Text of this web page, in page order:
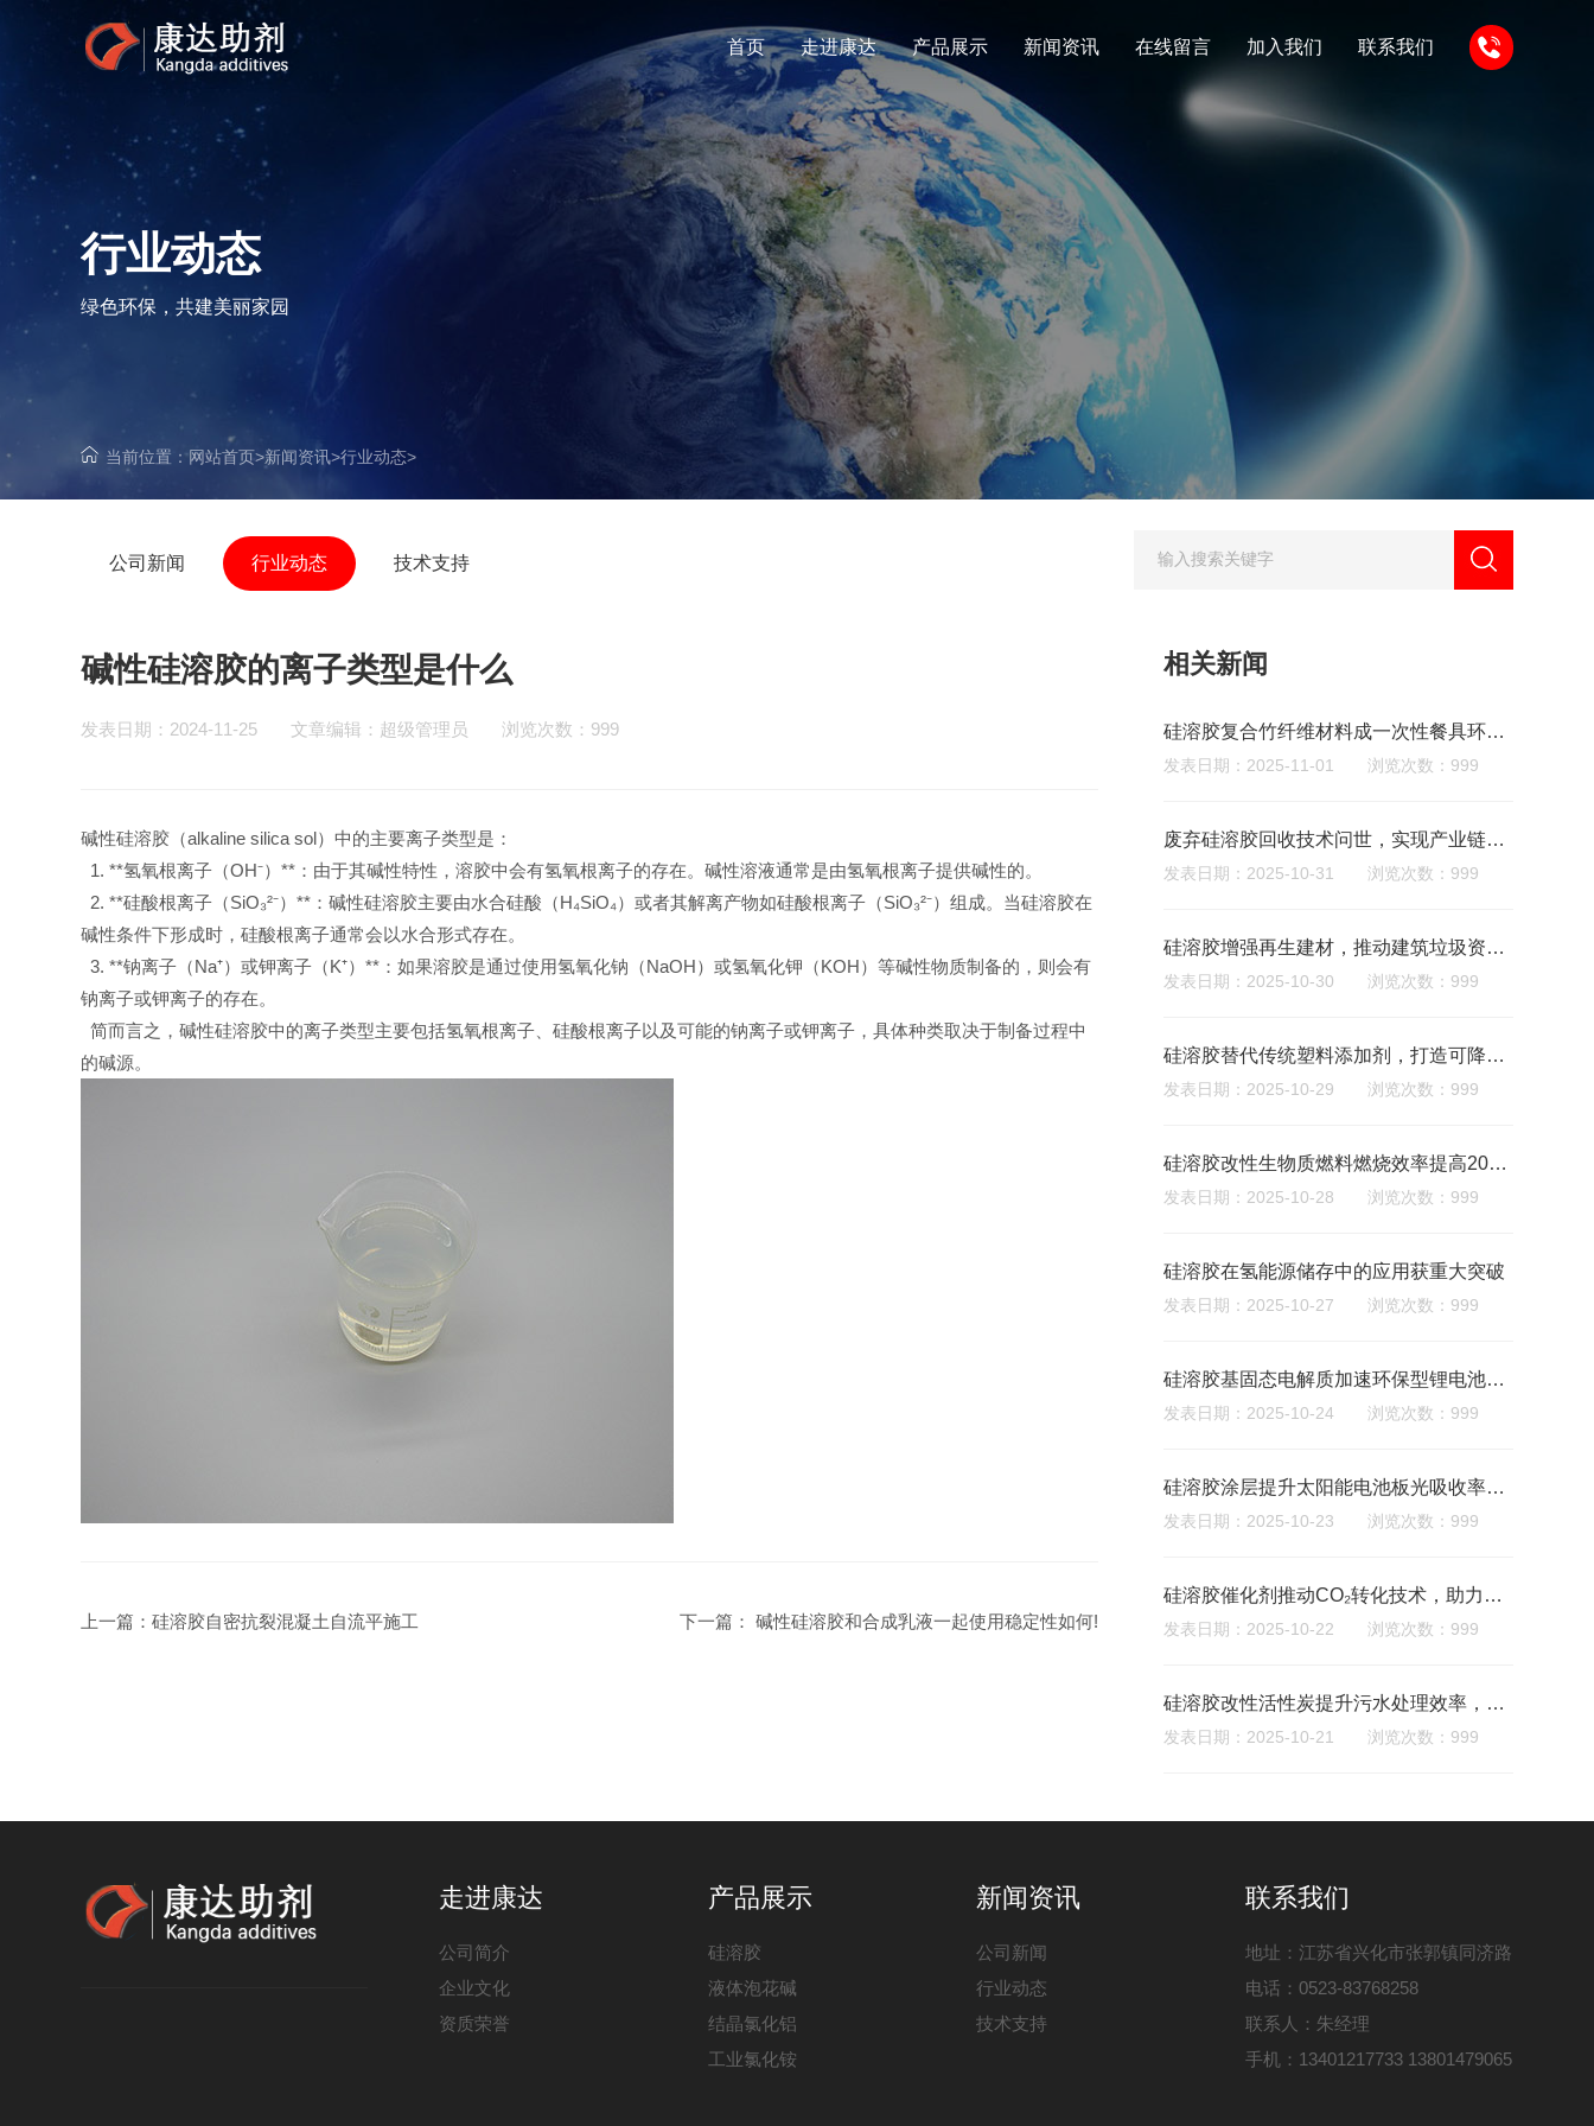
首页 走进康达
公司简介 企业文化
产品展示
硅溶胶 液体泡花碱 工业氯化铵
新闻资讯
公司新闻 行业动态
在线留言 加入我们 联系我们
行业动态
绿色环保，共建美丽家园
当前位置：网站首页>新闻资讯>行业动态>
公司新闻 行业动态 技术支持
碱性硅溶胶的离子类型是什么
发表日期：2024-11-25 文章编辑：超级管理员 浏览次数：999
碱性硅溶胶（alkaline silica sol）中的主要离子类型是：
1. **氢氧根离子（OH⁻）**：由于其碱性特性，溶胶中会有氢氧根离子的存在。碱性溶液通常是由氢氧根离子提供碱性的。
2. **硅酸根离子（SiO₃²⁻）**：碱性硅溶胶主要由水合硅酸（H₄SiO₄）或者其解离产物如硅酸根离子（SiO₃²⁻）组成。当硅溶胶在
碱性条件下形成时，硅酸根离子通常会以水合形式存在。
3. **钠离子（Na⁺）或钾离子（K⁺）**：如果溶胶是通过使用氢氧化钠（NaOH）或氢氧化钾（KOH）等碱性物质制备的，则会有
钠离子或钾离子的存在。
简而言之，碱性硅溶胶中的离子类型主要包括氢氧根离子、硅酸根离子以及可能的钠离子或钾离子，具体种类取决于制备过程中
的碱源。
上一篇： 硅溶胶自密抗裂混凝土自流平施工 下一篇： 碱性硅溶胶和合成乳液一起使用稳定性如何!
相关新闻
硅溶胶复合竹纤维材料成一次性餐具环保新选择‌
发表日期：2025-11-01 浏览次数：999
废弃硅溶胶回收技术问世，实现产业链闭环‌
发表日期：2025-10-31 浏览次数：999
硅溶胶增强再生建材，推动建筑垃圾资源化利用
发表日期：2025-10-30 浏览次数：999
硅溶胶替代传统塑料添加剂，打造可降解包装材料
发表日期：2025-10-29 浏览次数：999
硅溶胶改性生物质燃料燃烧效率提高20%，减少碳排放
发表日期：2025-10-28 浏览次数：999
硅溶胶在氢能源储存中的应用获重大突破‌
发表日期：2025-10-27 浏览次数：999
硅溶胶基固态电解质加速环保型锂电池商业化
发表日期：2025-10-24 浏览次数：999
硅溶胶涂层提升太阳能电池板光吸收率，减少能源损耗‌
发表日期：2025-10-23 浏览次数：999
硅溶胶催化剂推动CO₂转化技术，助力碳捕集利用‌
发表日期：2025-10-22 浏览次数：999
硅溶胶改性活性炭提升污水处理效率，成本降低30%
发表日期：2025-10-21 浏览次数：999
走进康达
公司简介
企业文化
资质荣誉
产品展示
硅溶胶
液体泡花碱
结晶氯化铝
工业氯化铵
新闻资讯
公司新闻
行业动态
技术支持
联系我们
地址：江苏省兴化市张郭镇同济路
电话：0523-83768258
联系人：朱经理
手机：13401217733 13801479065